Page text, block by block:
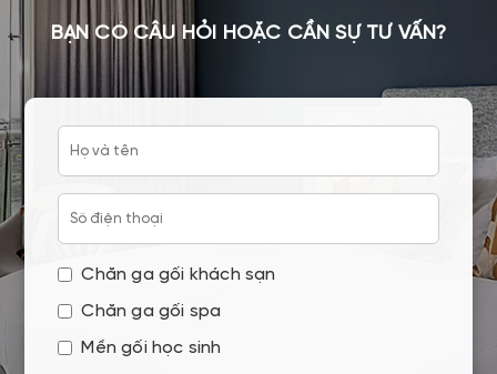
BẠN CÓ CÂU HỎI HOẶC CẦN SỰ TƯ VẤN?
Chăn ga gối khách sạn
Chăn ga gối spa
Mền gối học sinh